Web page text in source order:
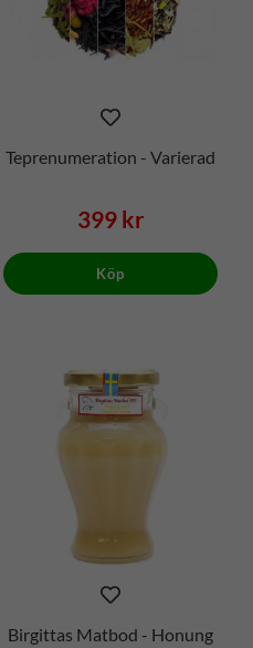
Teprenumeration - Varierad
399 kr
Köp
Birgittas Matbod - Honung